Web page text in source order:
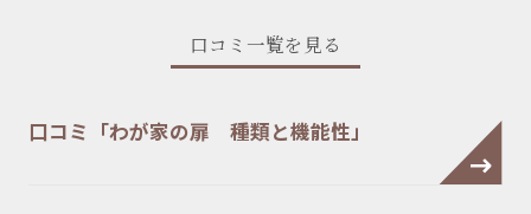
口コミ一覧を見る
口コミ「わが家の扉 種類と機能性」